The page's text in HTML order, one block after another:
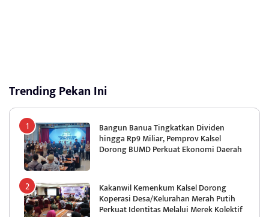
Trending Pekan Ini
Bangun Banua Tingkatkan Dividen
hingga Rp9 Miliar, Pemprov Kalsel
Dorong BUMD Perkuat Ekonomi Daerah
Kakanwil Kemenkum Kalsel Dorong
Koperasi Desa/Kelurahan Merah Putih
Perkuat Identitas Melalui Merek Kolektif